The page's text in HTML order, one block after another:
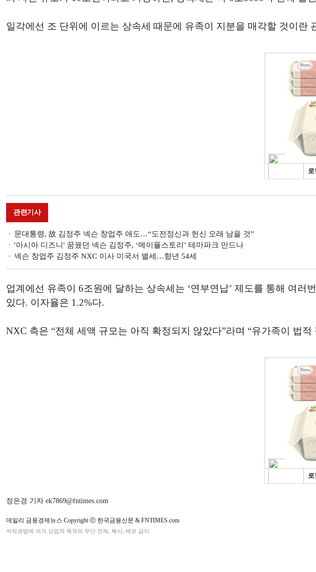
일각에선 조 단위에 이르는 상속세 때문에 유족이 지분을 매각할 것이
관련기사
문대통령, 故 김정주 넥슨 창업주 애도…“도전정신과 헌신 오래 남을 것”
'아시아 디즈니' 꿈꿨던 넥슨 김정주, ‘메이플스토리’ 테마파크 만드나
넥슨 창업주 김정주 NXC 이사 미국서 별세…향년 54세
업계에선 유족이 6조원에 달하는 상속세는 ‘연부연납’ 제도를 통해 여
있다. 이자율은 1.2%다.
NXC 측은 “전체 세액 규모는 아직 확정되지 않았다”라며 “유가족이 법
정은경 기자 ek7869@fntimes.com
데일리 금융경제뉴스 Copyright ⓒ 한국금융신문 & FNTIMES.com
저작권법에 의거 상업적 목적의 무단 전재, 복사, 배포 금지